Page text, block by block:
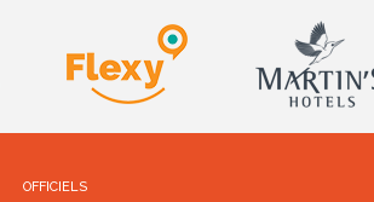
OFFICIELS